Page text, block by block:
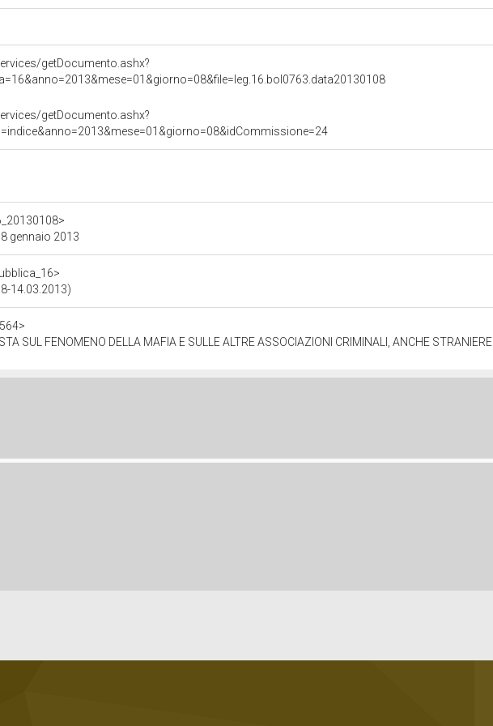
getDocumento.ashx?
getDocumento.ashx?
gennaio 2013
14.03.2013)
SUL FENOMENO DELLA MAFIA E SULLE ALTRE ASSOCIAZIONI CRIMINALI, ANCHE STRANIERE